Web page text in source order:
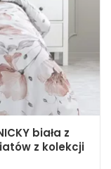
biała z
z kolekcji